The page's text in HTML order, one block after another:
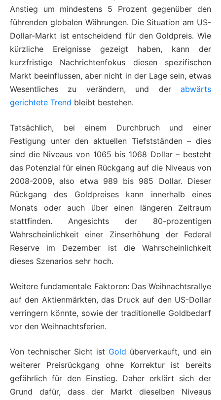
Anstieg um mindestens 5 Prozent gegenüber den
führenden globalen Währungen. Die Situation am US-
Dollar-Markt ist entscheidend für den Goldpreis. Wie
kürzliche Ereignisse gezeigt haben, kann der
kurzfristige Nachrichtenfokus diesen spezifischen
Markt beeinflussen, aber nicht in der Lage sein, etwas
Wesentliches zu verändern, und der abwärts
gerichtete Trend bleibt bestehen.
Tatsächlich, bei einem Durchbruch und einer
Festigung unter den aktuellen Tiefstständen – dies
sind die Niveaus von 1065 bis 1068 Dollar – besteht
das Potenzial für einen Rückgang auf die Niveaus von
2008-2009, also etwa 989 bis 985 Dollar. Dieser
Rückgang des Goldpreises kann innerhalb eines
Monats oder auch über einen längeren Zeitraum
stattfinden. Angesichts der 80-prozentigen
Wahrscheinlichkeit einer Zinserhöhung der Federal
Reserve im Dezember ist die Wahrscheinlichkeit
dieses Szenarios sehr hoch.
Weitere fundamentale Faktoren: Das Weihnachtsrallye
auf den Aktienmärkten, das Druck auf den US-Dollar
verringern könnte, sowie der traditionelle Goldbedarf
vor den Weihnachtsferien.
Von technischer Sicht ist Gold überverkauft, und ein
weiterer Preisrückgang ohne Korrektur ist bereits
gefährlich für den Einstieg. Daher erklärt sich der
Grund dafür, dass der Markt dieselben Niveaus